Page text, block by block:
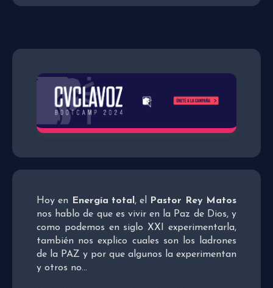
Hoy en Energía total, el Pastor Rey Matos
nos hablo de que es vivir en la Paz de Dios, y
como podemos en siglo XXI experimentarla,
también nos explico cuales son los ladrones
de la PAZ y por que algunos la experimentan
y otros no…